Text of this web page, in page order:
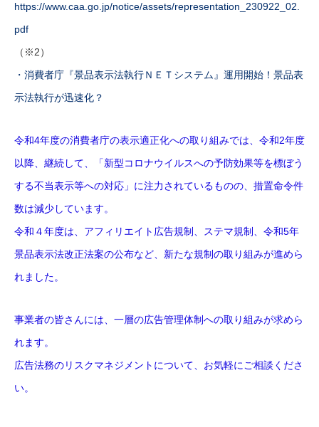
https://www.caa.go.jp/notice/assets/representation_230922_02.
pdf
（※2）
・消費者庁『景品表示法執行ＮＥＴシステム』運用開始！景品表
示法執行が迅速化？
令和4年度の消費者庁の表示適正化への取り組みでは、令和2年度
以降、継続して、「新型コロナウイルスへの予防効果等を標ぼう
する不当表示等への対応」に注力されているものの、措置命令件
数は減少しています。
令和４年度は、アフィリエイト広告規制、ステマ規制、令和5年
景品表示法改正法案の公布など、新たな規制の取り組みが進めら
れました。
事業者の皆さんには、一層の広告管理体制への取り組みが求めら
れます。
広告法務のリスクマネジメントについて、お気軽にご相談くださ
い。